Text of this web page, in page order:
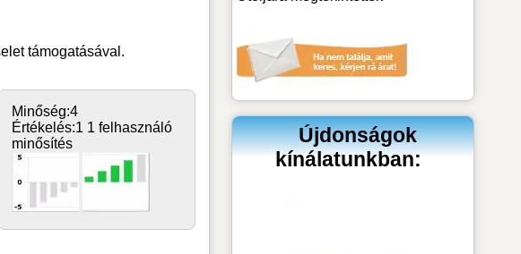
támogatásával.
Minőség:4
Értékelés:1 1 felhasználó
minősítés
Újdonságok
kínálatunkban: